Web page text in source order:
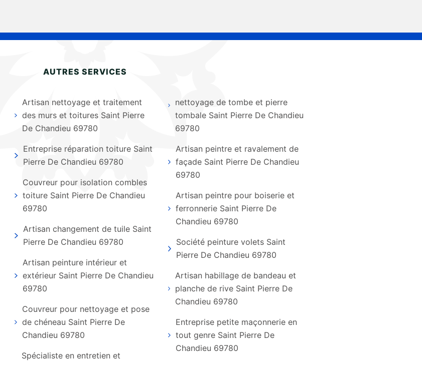
AUTRES SERVICES
Artisan nettoyage et traitement
des murs et toitures Saint Pierre
De Chandieu 69780
Entreprise réparation toiture Saint
Pierre De Chandieu 69780
Couvreur pour isolation combles
toiture Saint Pierre De Chandieu
69780
Artisan changement de tuile Saint
Pierre De Chandieu 69780
Artisan peinture intérieur et
extérieur Saint Pierre De Chandieu
69780
Couvreur pour nettoyage et pose
de chéneau Saint Pierre De
Chandieu 69780
Spécialiste en entretien et
nettoyage de tombe et pierre
tombale Saint Pierre De Chandieu
69780
Artisan peintre et ravalement de
façade Saint Pierre De Chandieu
69780
Artisan peintre pour boiserie et
ferronnerie Saint Pierre De
Chandieu 69780
Société peinture volets Saint
Pierre De Chandieu 69780
Artisan habillage de bandeau et
planche de rive Saint Pierre De
Chandieu 69780
Entreprise petite maçonnerie en
tout genre Saint Pierre De
Chandieu 69780